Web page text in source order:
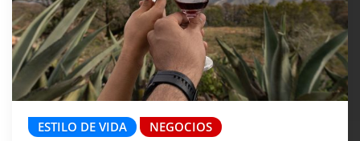
ESTILO DE VIDA NEGOCIOS